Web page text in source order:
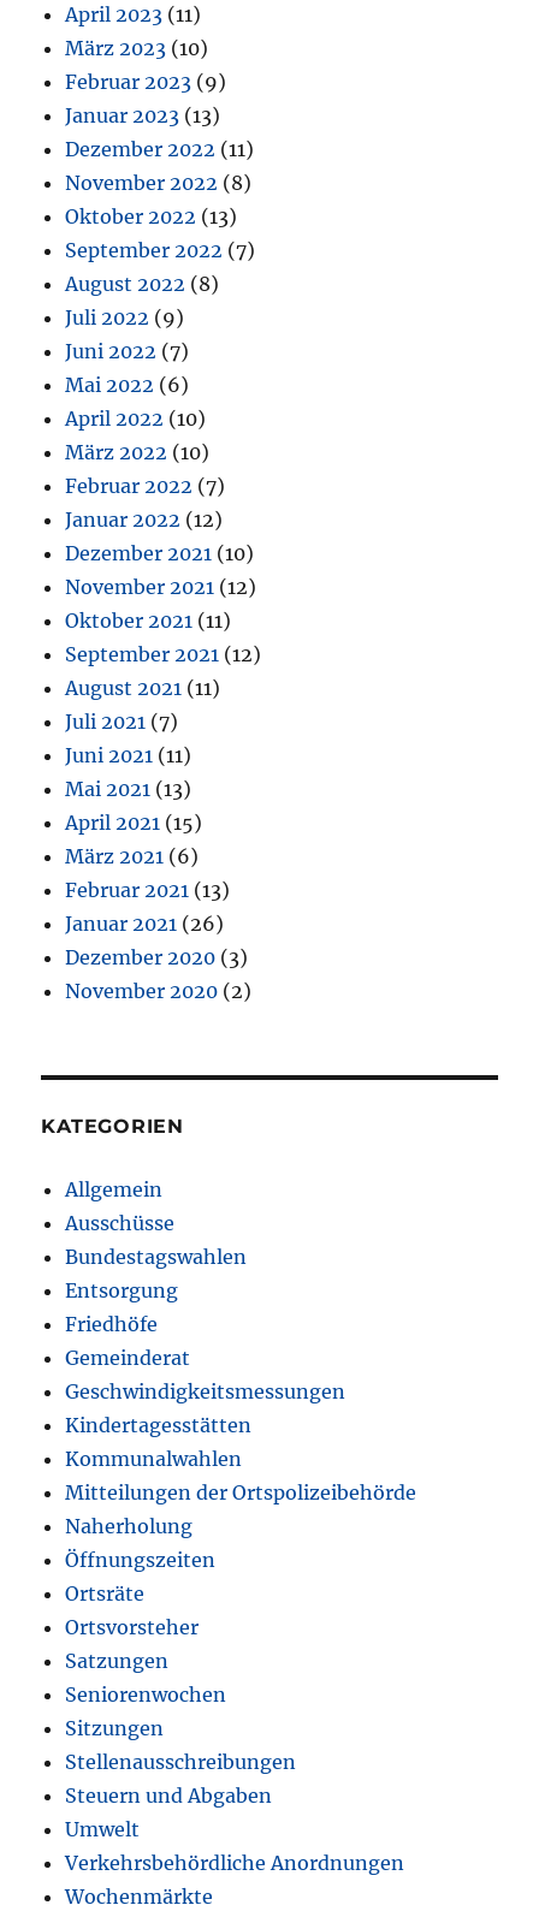
April 2023 (11)
März 2023 (10)
Februar 2023 (9)
Januar 2023 (13)
Dezember 2022 (11)
November 2022 (8)
Oktober 2022 (13)
September 2022 (7)
August 2022 (8)
Juli 2022 (9)
Juni 2022 (7)
Mai 2022 (6)
April 2022 (10)
März 2022 (10)
Februar 2022 (7)
Januar 2022 (12)
Dezember 2021 (10)
November 2021 (12)
Oktober 2021 (11)
September 2021 (12)
August 2021 (11)
Juli 2021 (7)
Juni 2021 (11)
Mai 2021 (13)
April 2021 (15)
März 2021 (6)
Februar 2021 (13)
Januar 2021 (26)
Dezember 2020 (3)
November 2020 (2)
KATEGORIEN
Allgemein
Ausschüsse
Bundestagswahlen
Entsorgung
Friedhöfe
Gemeinderat
Geschwindigkeitsmessungen
Kindertagesstätten
Kommunalwahlen
Mitteilungen der Ortspolizeibehörde
Naherholung
Öffnungszeiten
Ortsräte
Ortsvorsteher
Satzungen
Seniorenwochen
Sitzungen
Stellenausschreibungen
Steuern und Abgaben
Umwelt
Verkehrsbehördliche Anordnungen
Wochenmärkte